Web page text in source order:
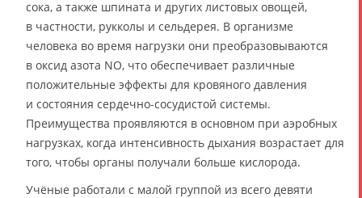
сока, а также шпината и других листовых овощей,
в частности, рукколы и сельдерея. В организме
человека во время нагрузки они преобразовываются
в оксид азота NO, что обеспечивает различные
положительные эффекты для кровяного давления
и состояния сердечно-сосудистой системы.
Преимущества проявляются в основном при аэробных
нагрузках, когда интенсивность дыхания возрастает для
того, чтобы органы получали больше кислорода.
Учёные работали с малой группой из всего девяти